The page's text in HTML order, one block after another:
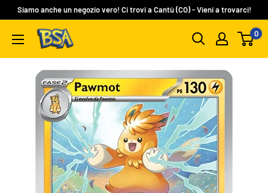
contenuto
Siamo anche un negozio vero! Ci trovi a Cantù (CO) - Vieni a trovarci!
BSA
Carte
Collezionabili
0